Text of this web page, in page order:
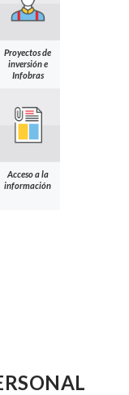
Proyectos de
inversión e
Infobras
Acceso a la
información